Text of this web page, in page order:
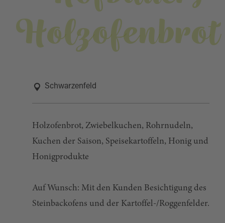
Holzofenbrot
Schwarzenfeld
Holzofenbrot, Zwiebelkuchen, Rohrnudeln,
Kuchen der Saison, Speisekartoffeln, Honig und
Honigprodukte
Auf Wunsch: Mit den Kunden Besichtigung des
Steinbackofens und der Kartoffel-/Roggenfelder.